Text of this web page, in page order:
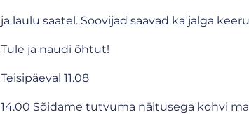
ja laulu saatel. Soovijad saavad ka jalga
Tule ja naudi õhtut!
Teisipäeval 11.08
14.00 Sõidame tutvuma näitusega kohvi